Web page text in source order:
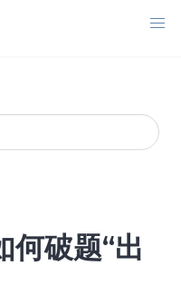
何破题“出